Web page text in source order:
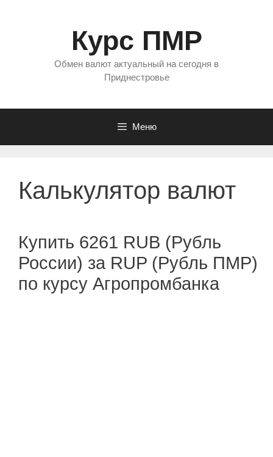
Курс ПМР
Обмен валют актуальный на сегодня в
Приднестровье
Меню
Калькулятор валют
Купить 6261 RUB (Рубль
России) за RUP (Рубль ПМР)
по курсу Агропромбанка